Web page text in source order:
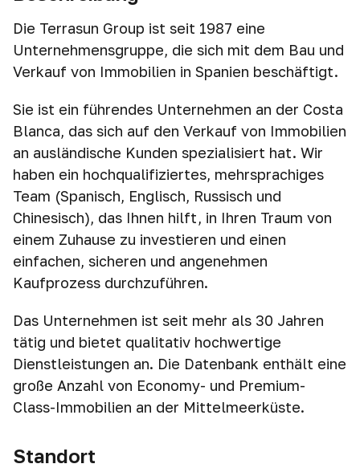
Die Terrasun Group ist seit 1987 eine
Unternehmensgruppe, die sich mit dem Bau und
Verkauf von Immobilien in Spanien beschäftigt.
Sie ist ein führendes Unternehmen an der Costa
Blanca, das sich auf den Verkauf von Immobilien
an ausländische Kunden spezialisiert hat. Wir
haben ein hochqualifiziertes, mehrsprachiges
Team (Spanisch, Englisch, Russisch und
Chinesisch), das Ihnen hilft, in Ihren Traum von
einem Zuhause zu investieren und einen
einfachen, sicheren und angenehmen
Kaufprozess durchzuführen.
Das Unternehmen ist seit mehr als 30 Jahren
tätig und bietet qualitativ hochwertige
Dienstleistungen an. Die Datenbank enthält eine
große Anzahl von Economy- und Premium-
Class-Immobilien an der Mittelmeerküste.
Standort